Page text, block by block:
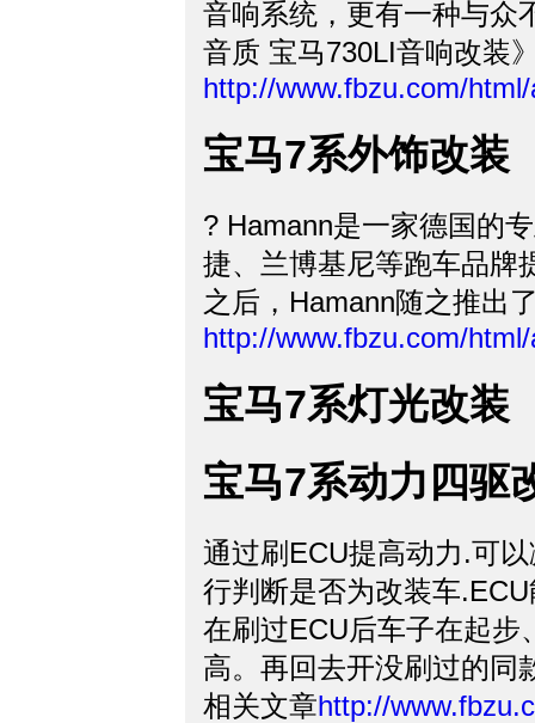
音响系统，更有一种与众
音质 宝马730LI音响改装
http://www.fbzu.com/
宝马7系外饰改装
? Hamann是一家德国的
捷、兰博基尼等跑车品牌
之后，Hamann随之推出
http://www.fbzu.com/
宝马7系灯光改装
宝马7系动力四驱
通过刷ECU提高动力.可
行判断是否为改装车
在刷过ECU后车子在起步
高。再回去开没刷过的同
相关文章http://